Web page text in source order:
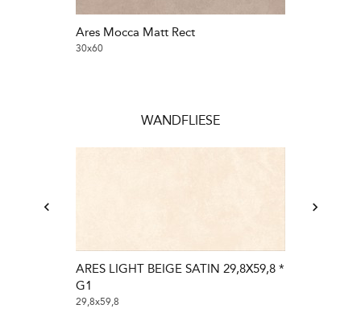
Ares Mocca Matt Rect
30x60
WANDFLIESE
ARES LIGHT BEIGE SATIN 29,8X59,8 *
G1
29,8x59,8